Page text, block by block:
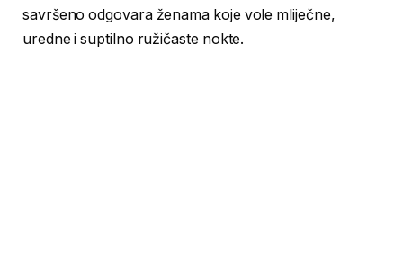
savršeno odgovara ženama koje vole mliječne,
uredne i suptilno ružičaste nokte.